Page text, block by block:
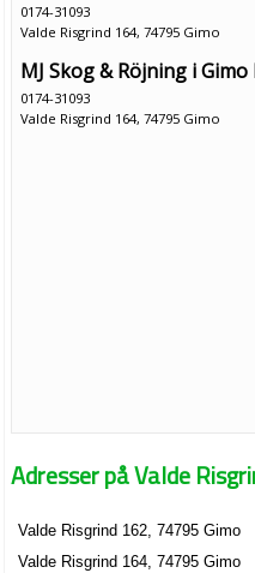
0174-31093
Valde Risgrind 164, 74795 Gimo
MJ Skog & Röjning i Gimo
0174-31093
Valde Risgrind 164, 74795 Gimo
Adresser på Valde
Valde Risgrind 162, 74795 Gimo
Valde Risgrind 164, 74795 Gimo